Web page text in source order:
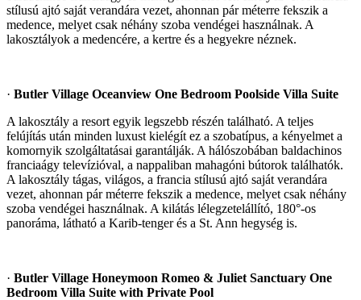
stílusú ajtó saját verandára vezet, ahonnan pár méterre fekszik a
medence, melyet csak néhány szoba vendégei használnak. A
lakosztályok a medencére, a kertre és a hegyekre néznek.
· Butler Village Oceanview One Bedroom Poolside Villa Suite
A lakosztály a resort egyik legszebb részén található. A teljes
felújítás után minden luxust kielégít ez a szobatípus, a kényelmet a
komornyik szolgáltatásai garantálják. A hálószobában baldachinos
franciaágy televízióval, a nappaliban mahagóni bútorok találhatók.
A lakosztály tágas, világos, a francia stílusú ajtó saját verandára
vezet, ahonnan pár méterre fekszik a medence, melyet csak néhány
szoba vendégei használnak. A kilátás lélegzetelállító, 180°-os
panoráma, látható a Karib-tenger és a St. Ann hegység is.
· Butler Village Honeymoon Romeo & Juliet Sanctuary One
Bedroom Villa Suite with Private Pool